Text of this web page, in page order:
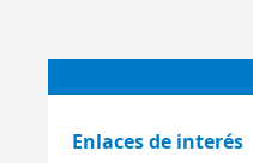
Enlaces de interés